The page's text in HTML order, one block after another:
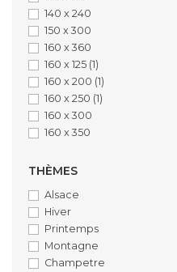
140 x 240
150 x 300
160 x 360
160 x 125 (1)
160 x 200 (1)
160 x 250 (1)
160 x 300
160 x 350
THÈMES
Alsace
Hiver
Printemps
Montagne
Champetre